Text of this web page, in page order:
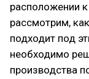
расположении
рассмотрим,
подходит под
необходимо
производства